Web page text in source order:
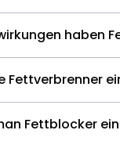
haben
Fettverbrenner
Fettblocker